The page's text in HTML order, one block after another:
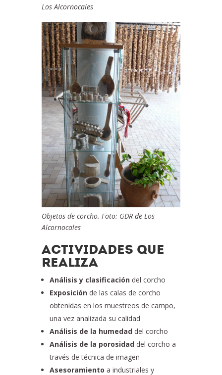
Los Alcornocales
Objetos de corcho. Foto: GDR de Los
Alcornocales
ACTIVIDADES QUE
REALIZA
Análisis y clasificación del corcho
Exposición de las calas de corcho
obtenidas en los muestreos de campo,
una vez analizada su calidad
Análisis de la humedad del corcho
Análisis de la porosidad del corcho a
través de técnica de imagen
Asesoramiento a industriales y